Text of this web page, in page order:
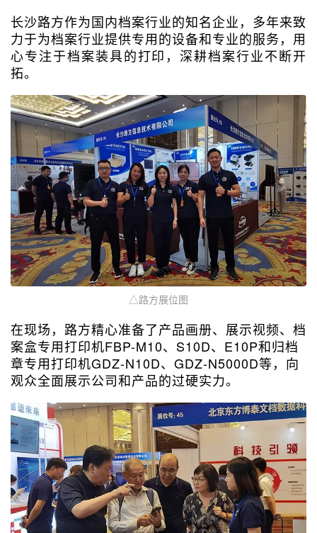
长沙路方作为国内档案行业的知名企业，多年来致
力于为档案行业提供专用的设备和专业的服务，用
心专注于档案装具的打印，深耕档案行业不断开
拓。
△路方展位图
在现场，路方精心准备了产品画册、展示视频、档
案盒专用打印机FBP-M10、S10D、E10P和归档
章专用打印机GDZ-N10D、GDZ-N5000D等，向
观众全面展示公司和产品的过硬实力。